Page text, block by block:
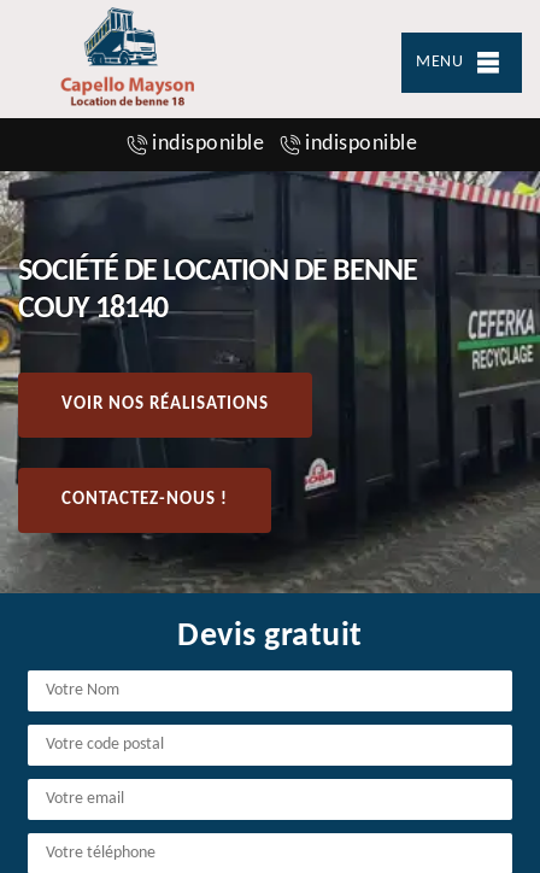
MENU
indisponible indisponible
SOCIÉTÉ DE LOCATION DE BENNE
COUY 18140
VOIR NOS RÉALISATIONS
CONTACTEZ-NOUS !
Devis gratuit